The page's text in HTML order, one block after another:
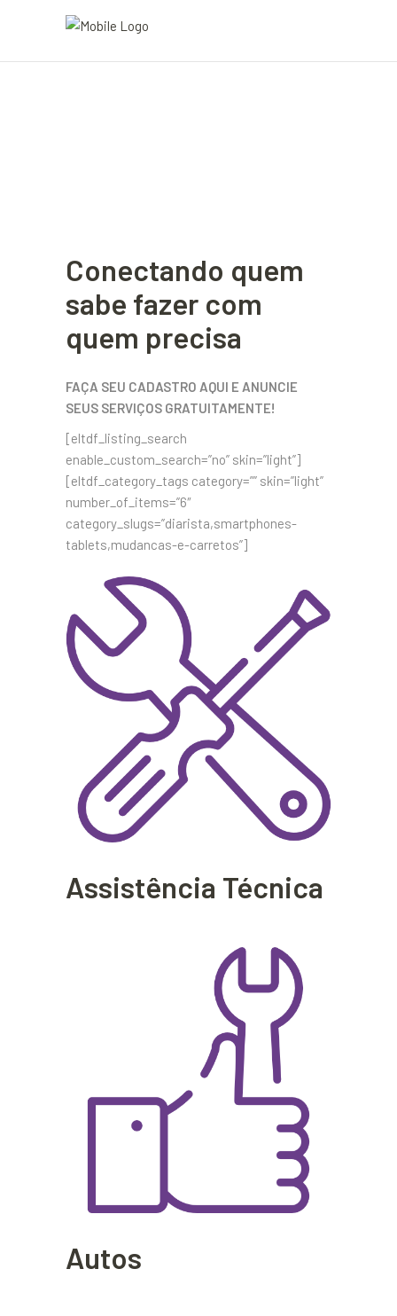
Conectando quem
sabe fazer com
quem precisa
FAÇA SEU CADASTRO AQUI E ANUNCIE
SEUS SERVIÇOS GRATUITAMENTE!
[eltdf_listing_search
enable_custom_search=”no” skin=”light”]
[eltdf_category_tags category=”” skin=”light”
number_of_items=”6″
category_slugs=”diarista,smartphones-
tablets,mudancas-e-carretos”]
Assistência Técnica
Autos